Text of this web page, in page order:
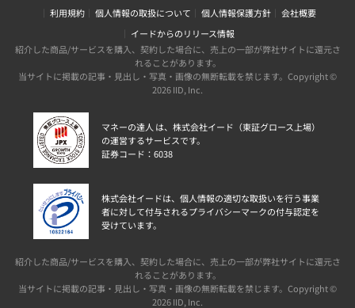
利用規約
個人情報の取扱について 個人情報保護方針
会社概要
イードからのリリース情報
紹介した商品/サービスを購入、契約した場合に、売上の一部が弊社サイトに還元さ
れることがあります。
当サイトに掲載の記事・見出し・写真・画像の無断転載を禁じます。Copyright ©
2026 IID, Inc.
マネーの達人 は、株式会社イード（東証グロース上場）
の運営するサービスです。
証券コード：6038
株式会社イードは、個人情報の適切な取扱いを行う事業
者に対して付与されるプライバシーマークの付与認定を
受けています。
紹介した商品/サービスを購入、契約した場合に、売上の一部が弊社サイトに還元さ
れることがあります。
当サイトに掲載の記事・見出し・写真・画像の無断転載を禁じます。Copyright ©
2026 IID, Inc.